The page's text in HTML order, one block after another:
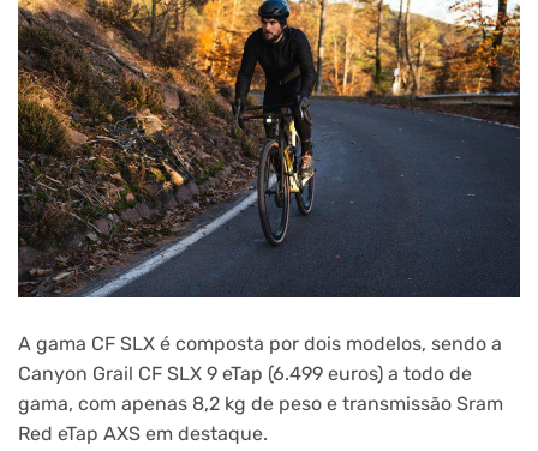
A gama CF SLX é composta por dois modelos, sendo a
Canyon Grail CF SLX 9 eTap (6.499 euros) a todo de
gama, com apenas 8,2 kg de peso e transmissão Sram
Red eTap AXS em destaque.